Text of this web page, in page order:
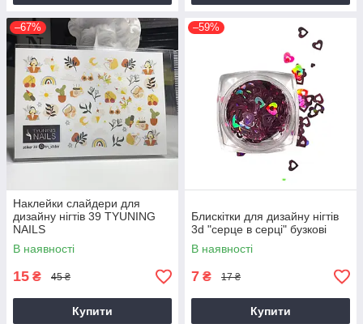
–67%
Наклейки слайдери для
дизайну нігтів 39 TYUNING
NAILS
В наявності
15 ₴ 45 ₴
Купити
–59%
Блискітки для дизайну нігтів
3d "серце в серці" бузкові
В наявності
7 ₴ 17 ₴
Купити